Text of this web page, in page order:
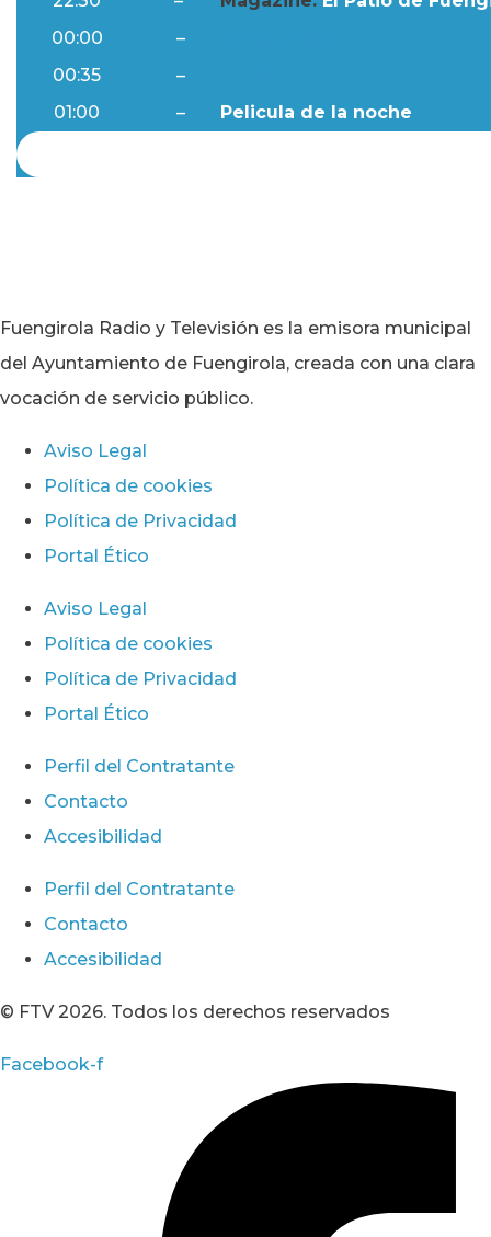
00:00
–
00:35
–
01:00
– Pelicula de la noche
Fuengirola Radio y Televisión es la emisora municipal
del Ayuntamiento de Fuengirola, creada con una clara
vocación de servicio público.
Aviso Legal
Política de cookies
Política de Privacidad
Portal Ético
Aviso Legal
Política de cookies
Política de Privacidad
Portal Ético
Perfil del Contratante
Contacto
Accesibilidad
Perfil del Contratante
Contacto
Accesibilidad
© FTV 2026. Todos los derechos reservados
Facebook-f